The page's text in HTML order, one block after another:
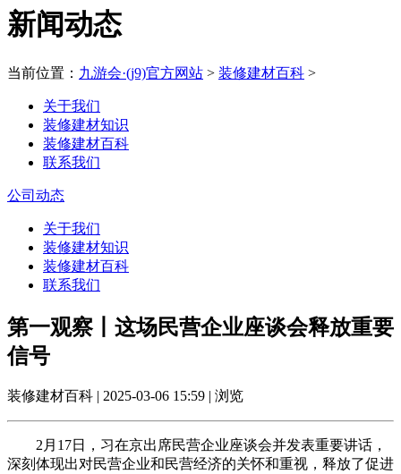
新闻动态
当前位置： 九游会·(j9)官方网站 > 装修建材百科 >
关于我们
装修建材知识
装修建材百科
联系我们
公司动态
关于我们
装修建材知识
装修建材百科
联系我们
第一观察丨这场民营企业座谈会释放重要
信号
装修建材百科 | 2025-03-06 15:59 | 浏览
2月17日，习在京出席民营企业座谈会并发表重要讲话，
深刻体现出对民营企业和民营经济的关怀和重视，释放了促进